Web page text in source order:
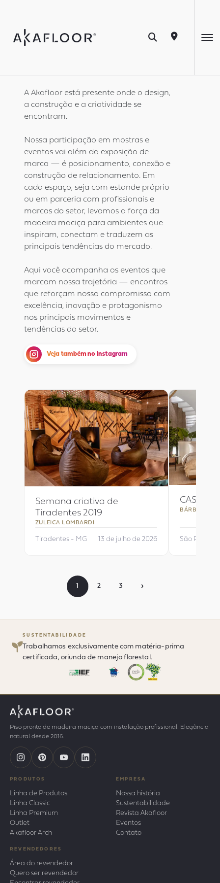
A Akafloor está presente onde o design,
a construção e a criatividade se
encontram.
Nossa participação em mostras e
eventos vai além da exposição de
marca — é posicionamento, conexão e
construção de relacionamento. Em
cada espaço, seja com estande próprio
ou em parceria com profissionais e
marcas do setor, levamos a força da
madeira maciça para ambientes que
inspiram, conectam e traduzem as
principais tendências do mercado.
Aqui você acompanha os eventos que
marcam nossa trajetória — encontros
que reforçam nosso compromisso com
excelência, inovação e protagonismo
nos principais movimentos e
tendências do setor.
Veja também no Instagram
Semana criativa de
Tiradentes 2019
ZULEICA LOMBARDI
Tiradentes - MG 13 de julho de 2026
BÁRBARA
São Paulo -
1 2 3 ›
SUSTENTABILIDADE
Trabalhamos exclusivamente com matéria-prima
certificada, oriunda de manejo florestal.
Piso pronto de madeira maciça com instalação profissional. Elegância
natural desde 2016.
PRODUTOS
Linha de Produtos
Linha Classic
Linha Premium
Outlet
Akafloor Arch
EMPRESA
Nossa história
Sustentabilidade
Revista Akafloor
Eventos
Contato
REVENDEDORES
Área do revendedor
Quero ser revendedor